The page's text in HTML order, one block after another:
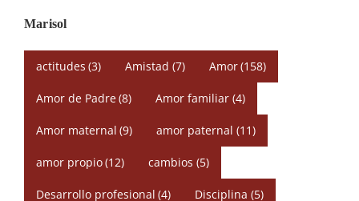
Marisol
actitudes (3) Amistad (7) Amor(158)
Amor de Padre(8) Amor familiar (4)
Amor maternal (9) amor paternal (11)
amor propio(12) cambios (5)
Desarrollo profesional (4) Disciplina (5)